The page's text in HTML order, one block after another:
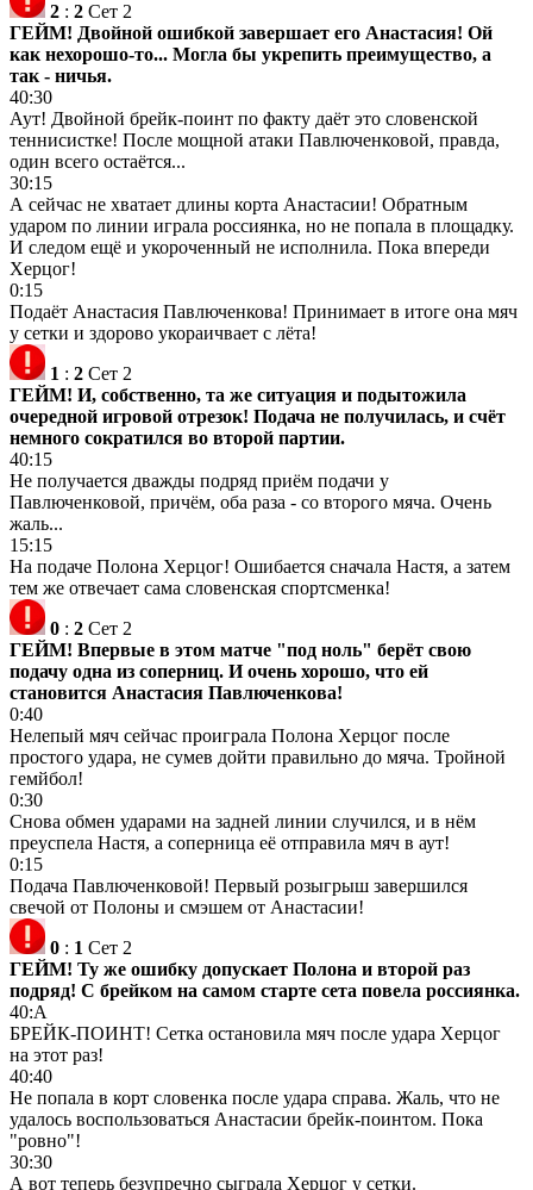
2 : 2 Сет 2
ГЕЙМ! Двойной ошибкой завершает его Анастасия! Ой
как нехорошо-то... Могла бы укрепить преимущество, а
так - ничья.
40:30
Аут! Двойной брейк-поинт по факту даёт это словенской
теннисистке! После мощной атаки Павлюченковой, правда,
один всего остаётся...
30:15
А сейчас не хватает длины корта Анастасии! Обратным
ударом по линии играла россиянка, но не попала в площадку.
И следом ещё и укороченный не исполнила. Пока впереди
Херцог!
0:15
Подаёт Анастасия Павлюченкова! Принимает в итоге она мяч
у сетки и здорово укораичвает с лёта!
1 : 2 Сет 2
ГЕЙМ! И, собственно, та же ситуация и подытожила
очередной игровой отрезок! Подача не получилась, и счёт
немного сократился во второй партии.
40:15
Не получается дважды подряд приём подачи у
Павлюченковой, причём, оба раза - со второго мяча. Очень
жаль...
15:15
На подаче Полона Херцог! Ошибается сначала Настя, а затем
тем же отвечает сама словенская спортсменка!
0 : 2 Сет 2
ГЕЙМ! Впервые в этом матче "под ноль" берёт свою
подачу одна из соперниц. И очень хорошо, что ей
становится Анастасия Павлюченкова!
0:40
Нелепый мяч сейчас проиграла Полона Херцог после
простого удара, не сумев дойти правильно до мяча. Тройной
гемйбол!
0:30
Снова обмен ударами на задней линии случился, и в нём
преуспела Настя, а соперница её отправила мяч в аут!
0:15
Подача Павлюченковой! Первый розыгрыш завершился
свечой от Полоны и смэшем от Анастасии!
0 : 1 Сет 2
ГЕЙМ! Ту же ошибку допускает Полона и второй раз
подряд! С брейком на самом старте сета повела россиянка.
40:А
БРЕЙК-ПОИНТ! Сетка остановила мяч после удара Херцог
на этот раз!
40:40
Не попала в корт словенка после удара справа. Жаль, что не
удалось воспользоваться Анастасии брейк-поинтом. Пока
"ровно"!
30:30
А вот теперь безупречно сыграла Херцог у сетки.